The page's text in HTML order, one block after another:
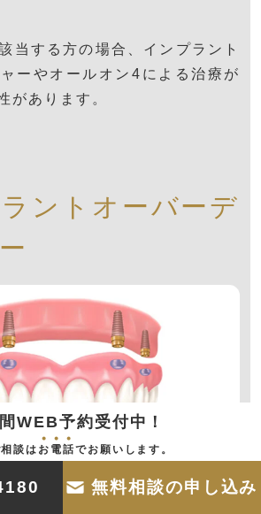
当する方の場合、インプラント
ーやオールオン4による治療が
があります。
ントオーバーデ
WEB予約受付中！
談は お 電話でお願いします。
無料相談の申し込み